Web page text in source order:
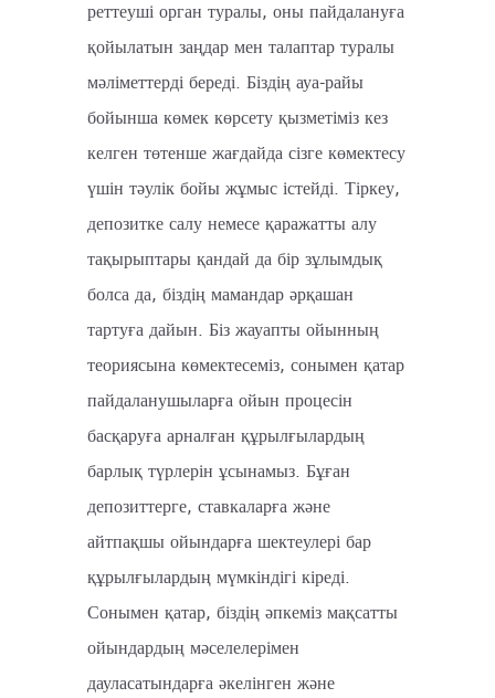
реттеуші орган туралы, оны пайдалануға
қойылатын заңдар мен талаптар туралы
мәліметтерді береді. Біздің ауа-райы
бойынша көмек көрсету қызметіміз кез
келген төтенше жағдайда сізге көмектесу
үшін тәулік бойы жұмыс істейді. Тіркеу,
депозитке салу немесе қаражатты алу
тақырыптары қандай да бір зұлымдық
болса да, біздің мамандар әрқашан
тартуға дайын. Біз жауапты ойынның
теориясына көмектесеміз, сонымен қатар
пайдаланушыларға ойын процесін
басқаруға арналған құрылғылардың
барлық түрлерін ұсынамыз. Бұған
депозиттерге, ставкаларға және
айтпақшы ойындарға шектеулері бар
құрылғылардың мүмкіндігі кіреді.
Сонымен қатар, біздің әпкеміз мақсатты
ойындардың мәселелерімен
дауласатындарға әкелінген және